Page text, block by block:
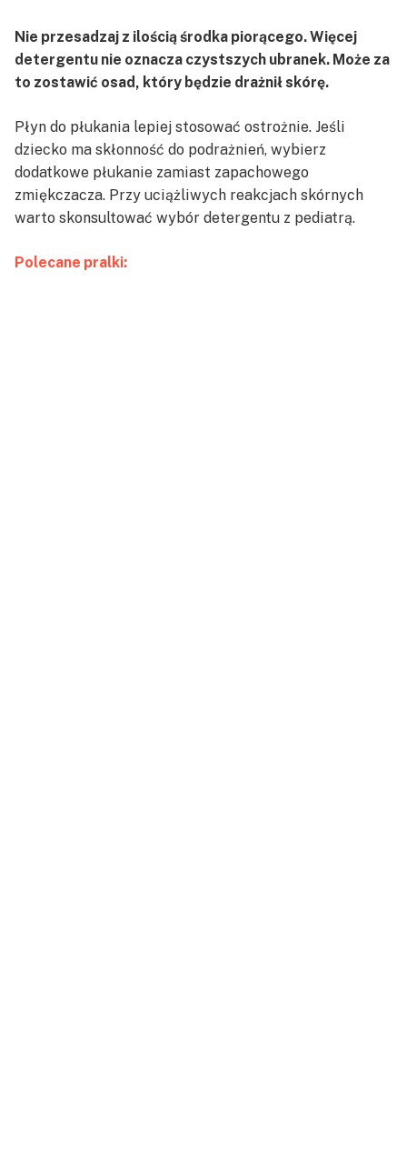
Nie przesadzaj z ilością środka piorącego. Więcej
detergentu nie oznacza czystszych ubranek. Może za
to zostawić osad, który będzie drażnił skórę.
Płyn do płukania lepiej stosować ostrożnie. Jeśli
dziecko ma skłonność do podrażnień, wybierz
dodatkowe płukanie zamiast zapachowego
zmiękczacza. Przy uciążliwych reakcjach skórnych
warto skonsultować wybór detergentu z pediatrą.
Polecane pralki: